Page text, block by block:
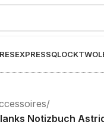
EXPRESSQLOCKTWO
/
Notizbuch